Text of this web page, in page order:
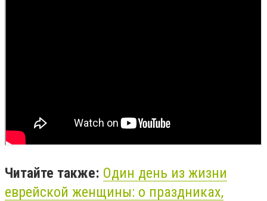
Читайте также: Один день из жизни
еврейской женщины: о праздниках,